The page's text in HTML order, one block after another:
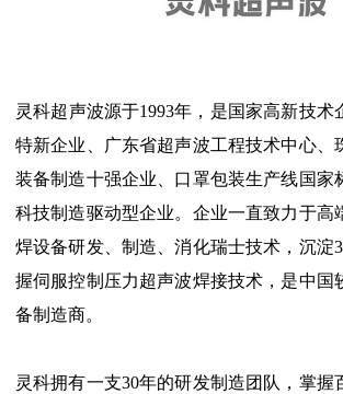
灵科超声波源于1993年，是国家高新技术
特新企业、广东省超声波工程技术中心、
装备制造十强企业、口罩包装生产线国家
科技制造驱动型企业。企业一直致力于高
焊设备研发、制造、消化瑞士技术，沉淀
握伺服控制压力超声波焊接技术，是中国
备制造商。
灵科拥有一支30年的研发制造团队，掌握